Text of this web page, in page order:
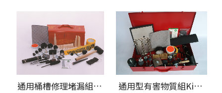
通用桶槽修理堵漏組Kit D (標準工具組) & D-NS (無火花工具組) 通用型有害物質組Kit E (標準工具組) & E-NS (無火花工具組)